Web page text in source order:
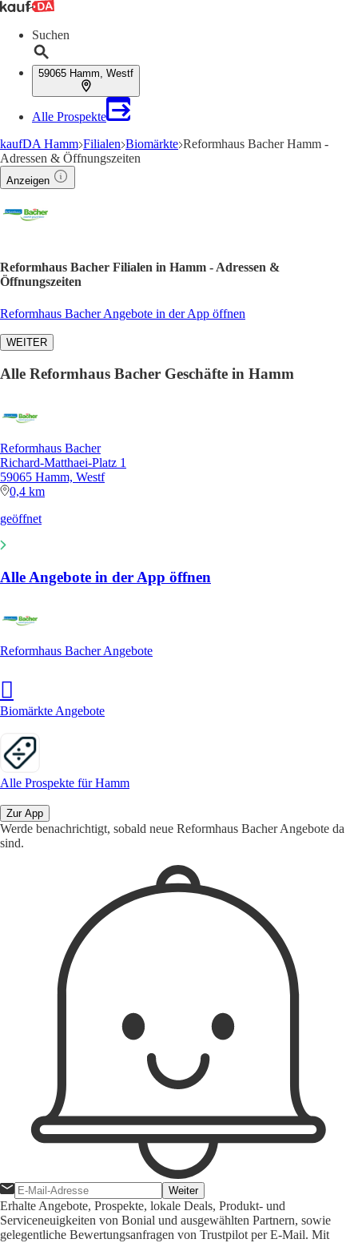
Suchen
59065 Hamm, Westf
Alle Prospekte
kaufDA Hamm Filialen Biomärkte Reformhaus Bacher Hamm -
Adressen & Öffnungszeiten
Anzeigen
Reformhaus Bacher Filialen in Hamm - Adressen &
Öffnungszeiten
Reformhaus Bacher Angebote in der App öffnen
WEITER
Alle Reformhaus Bacher Geschäfte in Hamm
Reformhaus Bacher
Richard-Matthaei-Platz 1
59065 Hamm, Westf
0,4 km
geöffnet
Alle Angebote in der App öffnen
Reformhaus Bacher Angebote
Biomärkte Angebote
Alle Prospekte für Hamm
Zur App
Werde benachrichtigt, sobald neue Reformhaus Bacher Angebote da
sind.
Weiter
Erhalte Angebote, Prospekte, lokale Deals, Produkt- und
Serviceneuigkeiten von Bonial und ausgewählten Partnern, sowie
gelegentliche Bewertungsanfragen von Trustpilot per E-Mail. Mit